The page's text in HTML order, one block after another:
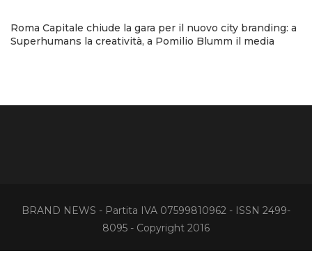
Roma Capitale chiude la gara per il nuovo city branding: a
Superhumans la creatività, a Pomilio Blumm il media
BRAND NEWS - Partita IVA 07599810962 - ISSN 2499-
8095 - Copyright 2016